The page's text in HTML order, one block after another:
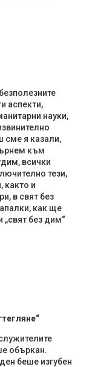
аспекти,
науки,
сме я казали,
към
всички
тези,
както и
в свят без
как ще
без дим“
объркан.
беше изгубен